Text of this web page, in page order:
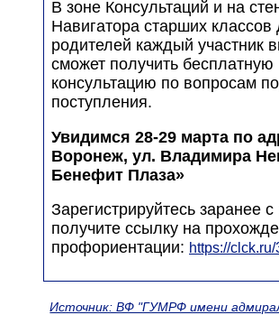
В зоне Консультаций и на
Навигатора старших классов
родителей каждый участник
сможет получить бесплатную
консультацию по вопросам
поступления.
Увидимся 28-29 марта по
Воронеж, ул. Владимира
Бенефит Плаза»
Зарегистрируйтесь заранее
получите ссылку на
профориентации: https://
Источник: ВФ "ГУМРФ имени